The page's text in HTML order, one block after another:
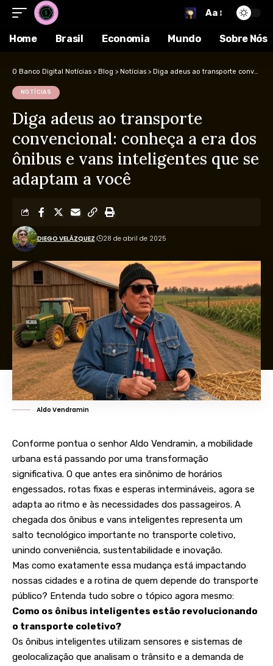
Aa
Home Brasil Economia Mundo Sobre Nós
O Banco Digital Notícias > Blog > Notícias > Diga adeus ao transporte convencional: conheça a era dos ônibus e vans inteligentes que se adaptam a você
NOTÍCIAS
Diga adeus ao transporte
convencional: conheça a era dos
ônibus e vans inteligentes que se
adaptam a você
DIEGO VELÁZQUEZ 28 de abril de 2025
Aldo Vendramin
Conforme pontua o senhor Aldo Vendramin, a mobilidade
urbana está passando por uma transformação
significativa. O que antes era sinônimo de horários
engessados, rotas fixas e esperas intermináveis, agora se
adapta ao ritmo e às necessidades dos passageiros. A
chegada dos ônibus e vans inteligentes representa um
salto tecnológico importante no transporte coletivo,
unindo conveniência, sustentabilidade e inovação.
Mas como exatamente essa mudança está impactando
nossas cidades e a rotina de quem depende do transporte
público? Entenda tudo sobre o tópico agora mesmo:
Como os ônibus inteligentes estão revolucionando
o transporte coletivo?
Os ônibus inteligentes utilizam sensores e sistemas de
geolocalização que analisam o trânsito e a demanda de